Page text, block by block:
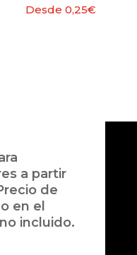
Desde0,25€
a partir
de
en el
incluido.